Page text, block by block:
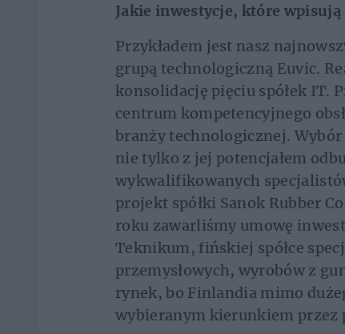
Jakie inwestycje, które wpisują
Przykładem jest nasz
grupą technologiczną Euvic.
konsolidację pięciu spółek IT.
centrum kompetencyjnego
branży technologicznej.
nie tylko z jej potencjałem
wykwalifikowanych
projekt spółki Sanok Rubber
roku zawarliśmy umowę
Teknikum, fińskiej spółce
przemysłowych, wyrobów z
rynek, bo Finlandia mimo
wybieranym kierunkiem przez